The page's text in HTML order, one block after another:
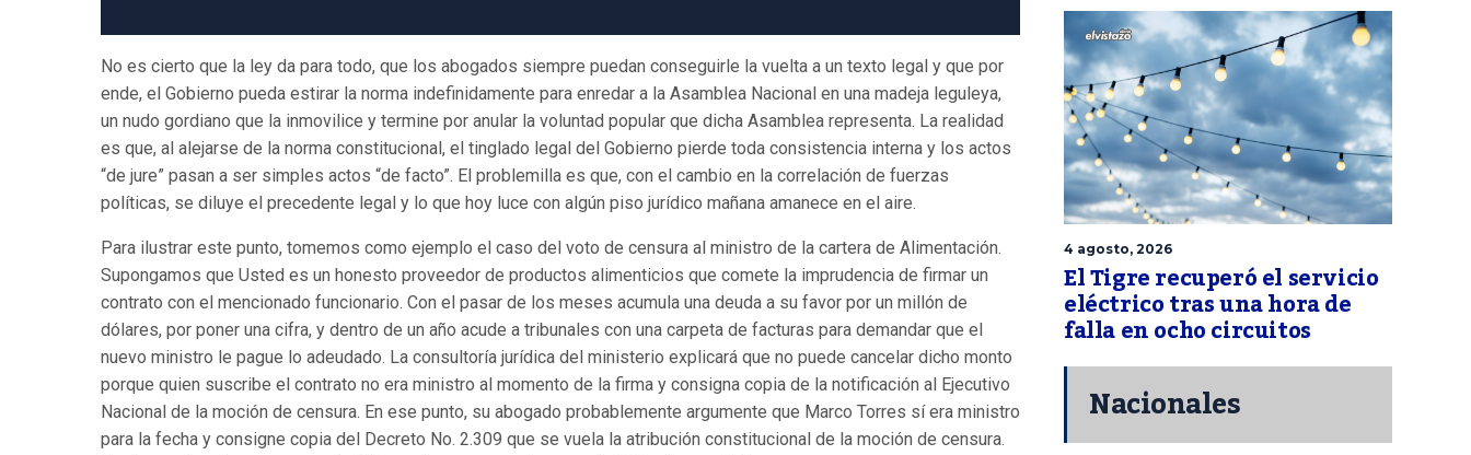
No es cierto que la ley da para todo, que los abogados siempre puedan conseguirle la vuelta a un texto legal y que por
ende, el Gobierno pueda estirar la norma indefinidamente para enredar a la Asamblea Nacional en una madeja leguleya,
un nudo gordiano que la inmovilice y termine por anular la voluntad popular que dicha Asamblea representa. La realidad
es que, al alejarse de la norma constitucional, el tinglado legal del Gobierno pierde toda consistencia interna y los actos
“de jure” pasan a ser simples actos “de facto”. El problemilla es que, con el cambio en la correlación de fuerzas
políticas, se diluye el precedente legal y lo que hoy luce con algún piso jurídico mañana amanece en el aire.
Para ilustrar este punto, tomemos como ejemplo el caso del voto de censura al ministro de la cartera de Alimentación.
Supongamos que Usted es un honesto proveedor de productos alimenticios que comete la imprudencia de firmar un
contrato con el mencionado funcionario. Con el pasar de los meses acumula una deuda a su favor por un millón de
dólares, por poner una cifra, y dentro de un año acude a tribunales con una carpeta de facturas para demandar que el
nuevo ministro le pague lo adeudado. La consultoría jurídica del ministerio explicará que no puede cancelar dicho monto
porque quien suscribe el contrato no era ministro al momento de la firma y consigna copia de la notificación al Ejecutivo
Nacional de la moción de censura. En ese punto, su abogado probablemente argumente que Marco Torres sí era ministro
para la fecha y consigne copia del Decreto No. 2.309 que se vuela la atribución constitucional de la moción de censura.
4 agosto, 2026
El Tigre recuperó el servicio
eléctrico tras una hora de
falla en ocho circuitos
Nacionales